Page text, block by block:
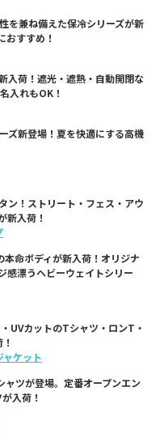
を兼ね備えた保冷シリーズが新
おすすめ！
入荷！遮光・遮熱・自動開閉な
入れもOK！
ズ新登場！夏を快適にする高機
ン！ストリート・フェス・アウ
新入荷！
本命ボディが新入荷！オリジナ
感漂うヘビーウェイトシリー
UVカットのTシャツ・ロンT・
ケット
ツが登場。定番オープンエン
入荷！